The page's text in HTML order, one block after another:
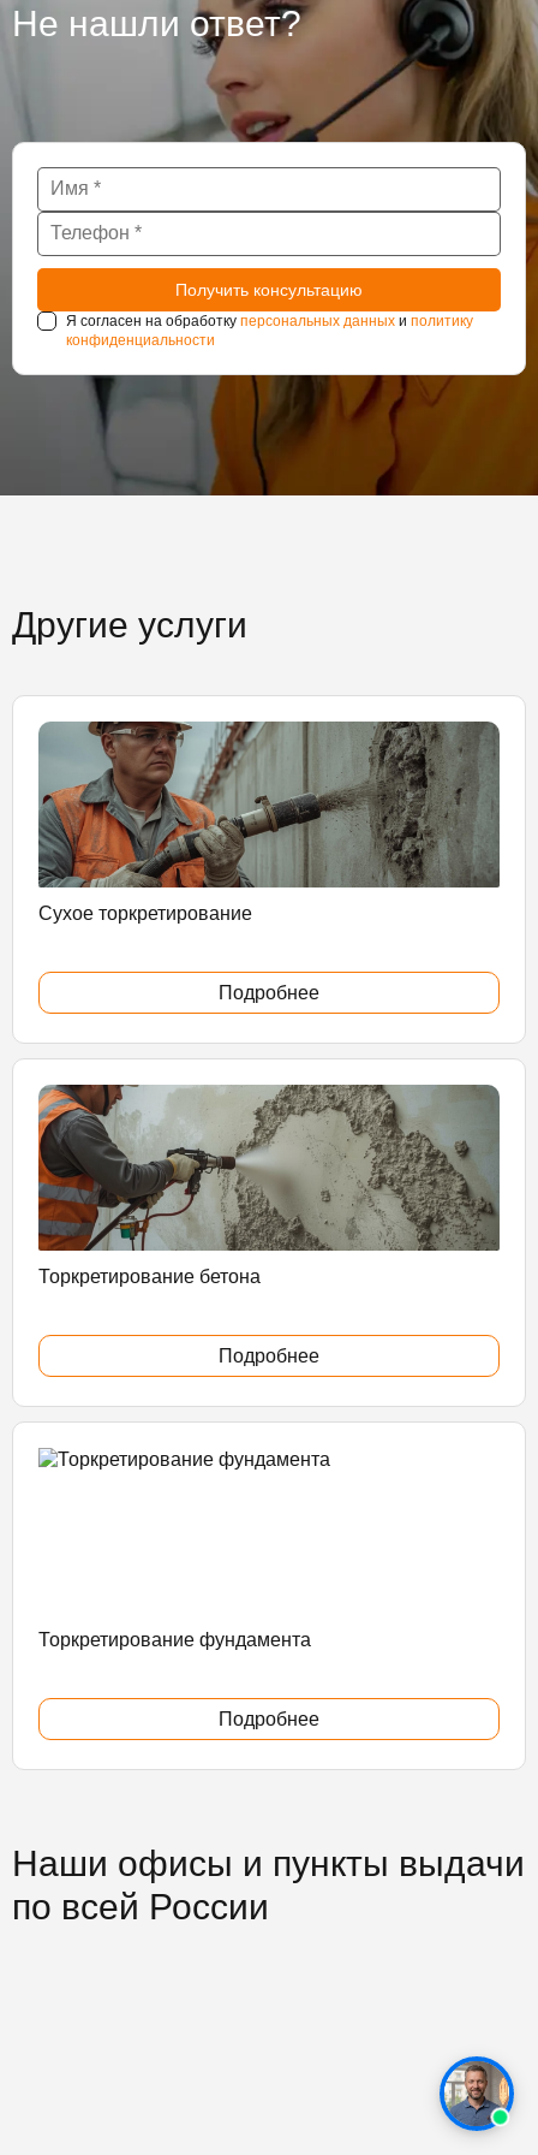
Не нашли ответ?
Я согласен на обработку персональных данных и политику
конфиденциальности
Другие услуги
Сухое торкретирование
Подробнее
Торкретирование бетона
Подробнее
Торкретирование фундамента
Подробнее
Наши офисы и пункты выдачи
по всей России